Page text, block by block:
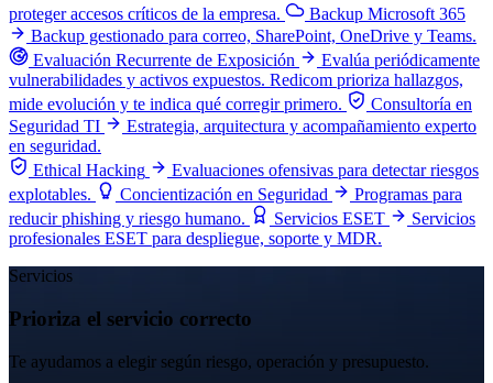
proteger accesos críticos de la empresa.
Backup Microsoft 365
Backup gestionado para correo, SharePoint, OneDrive y Teams.
Evaluación Recurrente de Exposición
Evalúa periódicamente
vulnerabilidades y activos expuestos. Redicom prioriza hallazgos,
mide evolución y te indica qué corregir primero.
Consultoría en
Seguridad TI
Estrategia, arquitectura y acompañamiento experto
en seguridad.
Ethical Hacking
Evaluaciones ofensivas para detectar riesgos
explotables.
Concientización en Seguridad
Programas para
reducir phishing y riesgo humano.
Servicios ESET
Servicios
profesionales ESET para despliegue, soporte y MDR.
Servicios
Prioriza el servicio correcto
Te ayudamos a elegir según riesgo, operación y presupuesto.